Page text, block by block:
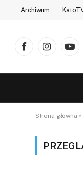
Archiwum
FacebookInstagram
Strona główna »